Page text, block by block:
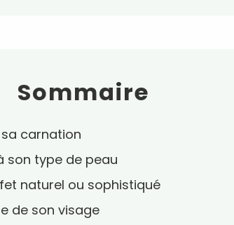
Sommaire
sa carnation
son type de peau
naturel ou sophistiqué
de son visage